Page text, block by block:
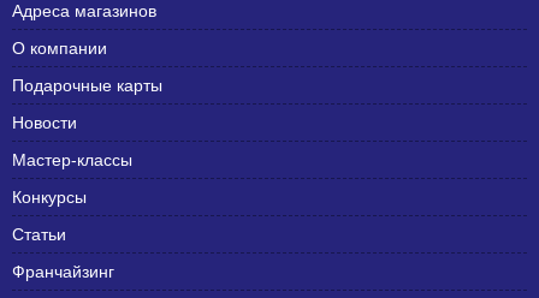
Адреса магазинов
О компании
Подарочные карты
Новости
Мастер-классы
Конкурсы
Статьи
Франчайзинг